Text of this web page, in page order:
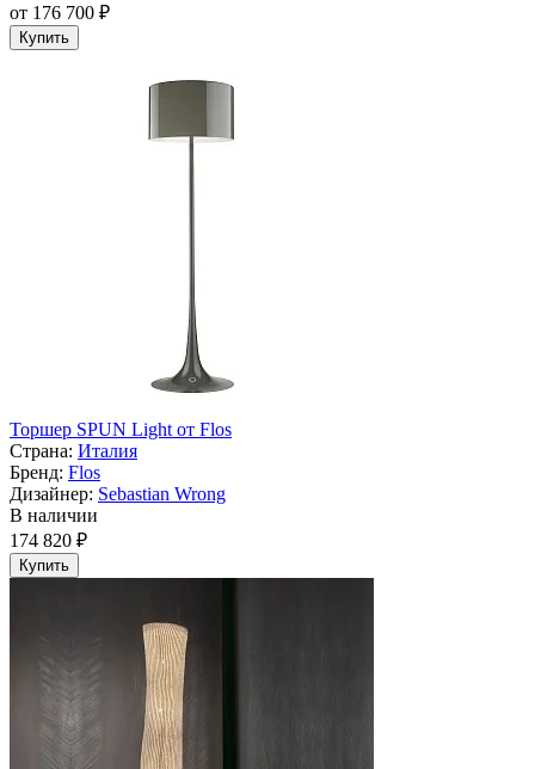
от 176 700 ₽
Купить
Торшер SPUN Light от Flos
Страна: Италия
Бренд: Flos
Дизайнер: Sebastian Wrong
В наличии
174 820 ₽
Купить